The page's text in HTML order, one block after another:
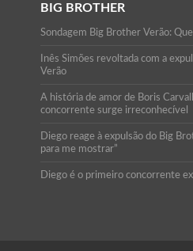
BIG BROTHER
Sondagem Big Brother Verão:
Inês Simões revoltada com a
Verão
A história de amor de Boris
concorrente surge irreconhecível
Diego reage à expulsão do Big
para me mostrar”
Diego é o primeiro concorrente